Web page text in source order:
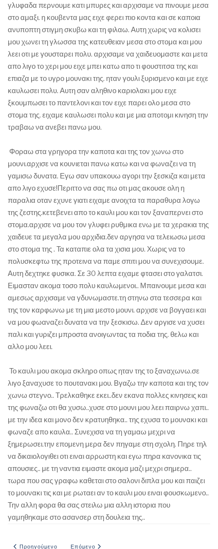
γλυφαδα περνουμε κατι μπυρες και αρχισαμε να πινουμε μεσα
στο αμαξι. η κουβεντα μας ειχε φερει πιο κοντα και σε καποια
ανυποπτη στιγμη σκυβω και τη φιλαω. Αυτη χωρις να κολισει
μου χωνει τη γλωσσα της κατευθειαν μεσα στο στομα και μου
λεει οτι με γουσταρει πολυ. αρχισαμε να χαιδευομαστε και μετα
απο λιγο το χερι μου ειχε μπει κατω απο τι φουστιτσα της και
επιαζα με το υγρο μουνακι της. ηταν γουλι ξυρισμενο και με ειχε
καυλωσει πολυ. Αυτη σαν αληθινο καριολακι μου ειχε
ξκουμπωσει το παντελονι και τον ειχε παρει ολο μεσα στο
στομα της. ειχαμε καυλωσει πολυ και με μια αποτομι κινηση την
τραβαω να ανεβει πανω μου.
Φοραω στα γρηγορα την καποτα και της τον χωνω στο
μουνι.αρχισε να κουνιεται πανω κατω και να φωναζει να τη
γαμισω δυνατα. Εγω σαν υπακουω αγορι την ξεσκιζα και μετα
απο λιγο εχυσε!Περιττο να σας πω οτι μας ακουσε ολη η
παραλια οταν εχυνε γιατι ειχαμε ανοιχτα τα παραθυρα λογω
της ζεστης.κετεβενει απο το καυλι μου και τον ξαναπερνει στο
στομα.αρχισε να μου τον γλυφει ρυθμικα ενω με τα χερακια της
χαιδευε τα μεγαλα μου αρχιδια.δεν αργησα να τελειωσω μεσα
στο στομα της . Τα καταπιε ολα τα χισια μου. Χωρις να το
πολυσκεφτω της προτεινα να παμε σπιτι μου να συνεχισουμε.
Αυτη δεχτηκε φυσικα. Σε 30 λεπτα ειχαμε φτασει στο γαλατσι.
Ειμασταν ακομα τοσο πολυ καυλωμενοι.. Μπαινουμε μεσα και
αμεσως αρχισαμε να γδυνωμαστε.τη στηνω στα τεσσερα και
της τον καρφωνω με τη μια μεστο μουνι. αρχισε να βογγαει και
να μου φωαναζει δυνατα να την ξεσκισω. Δεν αργισε να χυσει
παλι και γυριζει μπροστα ανοιγωντας τα ποδια της. θελω και
αλλο μου λεει.
Το καυλι μου ακομα σκληρο οπως ηταν της το ξαναχωνω.σε
λιγο ξαναχυσε το πουτανακι μου. Βγαζω την καποτα και της τον
χωνω στεγνο.. Τρελκαθηκε εκει..δεν εκανα πολλες κινησεις και
της φωναζω οτι θα χυσω..χυσε στο μουνι μου λεει παιρνω χαπι..
με την ιδεα και μονο δεν κρατυηθηκα.. της εχυσα το μουνακι και
φωναζε απο καυλα.. Συνεχισα να τη γαμαω μεχρι να
ξημερωσει.την επομενη μερα δεν πηγαμε στη σχολη. Πηρε τηλ
να δικαιολογιθει οτι ειναι αρρωστη και εγω πηρα κανονικα τις
απουσιες.. με τη ναντια ειμαστε ακομα μαζι μεχρι σημερα..
τωρα που σας γραφω καθεται στο σαλονι διπλα μου και παιζει
το μουνακι τις και με ρωταει αν το καυλι μου ειναι φουσκωμενο..
Την αλλη φορα θα σας στειλω μια αλλη ιστορια που
γαμηθηκαμε στο ασανσερ στη δουλεια της..
Προηγούμενο άρθρο: ΔΙΑΚΟΠΕΣ ΣΤΗΝ ΕΛΛΑΔΑ ΜΕ ΣΕΞ
Προηγούμενο Επόμενο άρθρο: Θύτης και θύμα
Επόμενο